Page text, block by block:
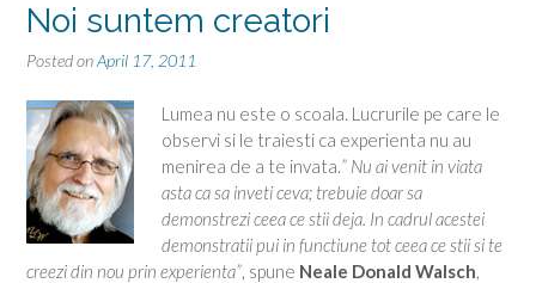
Noi suntem creatori
Posted onApril 17, 2011
Lumea nu este o scoala. Lucrurile pe care le
observi si le traiesti ca experienta nu au
menirea de a te invata.” Nu ai venit in viata
asta ca sa inveti ceva; trebuie doar sa
demonstrezi ceea ce stii deja. In cadrul acestei
demonstratii pui in functiune tot ceea ce stii si te
creezi din nou prin experienta”, spune Neale Donald Walsch,